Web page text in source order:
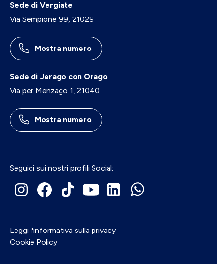
Sede di Vergiate
Via Sempione 99, 21029
Mostra numero
Sede di Jerago con Orago
Via per Menzago 1, 21040
Mostra numero
Seguici sui nostri profili Social:
Leggi l'informativa sulla privacy
Cookie Policy